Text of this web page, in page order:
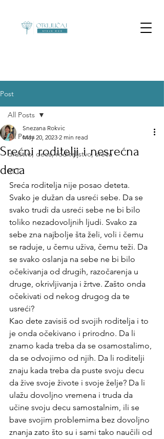
Post
All Posts
društvo, deca, roditeljstvo, sreća
RTT
All Posts
Srećni roditelji i nesrećna
deca
Snezana Rokvic
May 20, 2023 2 min read
Sreća roditelja nije posao deteta.
Svako je dužan da usreći sebe. Da se
svako trudi da usreći sebe ne bi bilo
toliko nezadovoljnih ljudi. Svako za
sebe zna najbolje šta želi, voli i čemu
se raduje, u čemu uživa, čemu teži. Da
se svako oslanja na sebe ne bi bilo
očekivanja od drugih, razočarenja u
druge, okrivljivanja i žrtve. Zašto onda
očekivati od nekog drugog da te
usreći?
Kao dete zavisiš od svojih roditelja i to
je onda očekivano i prirodno. Da li
znamo kada treba da se osamostalimo,
da se odvojimo od njih. Da li roditelji
znaju kada treba da puste svoju decu
da žive svoje živote i svoje želje? Da li
ulažu dovoljno vremena i truda da
učine svoju decu samostalnim, ili se
bave svojim problemima bez dovoljno
znanja zato što su i sami tako naučili od